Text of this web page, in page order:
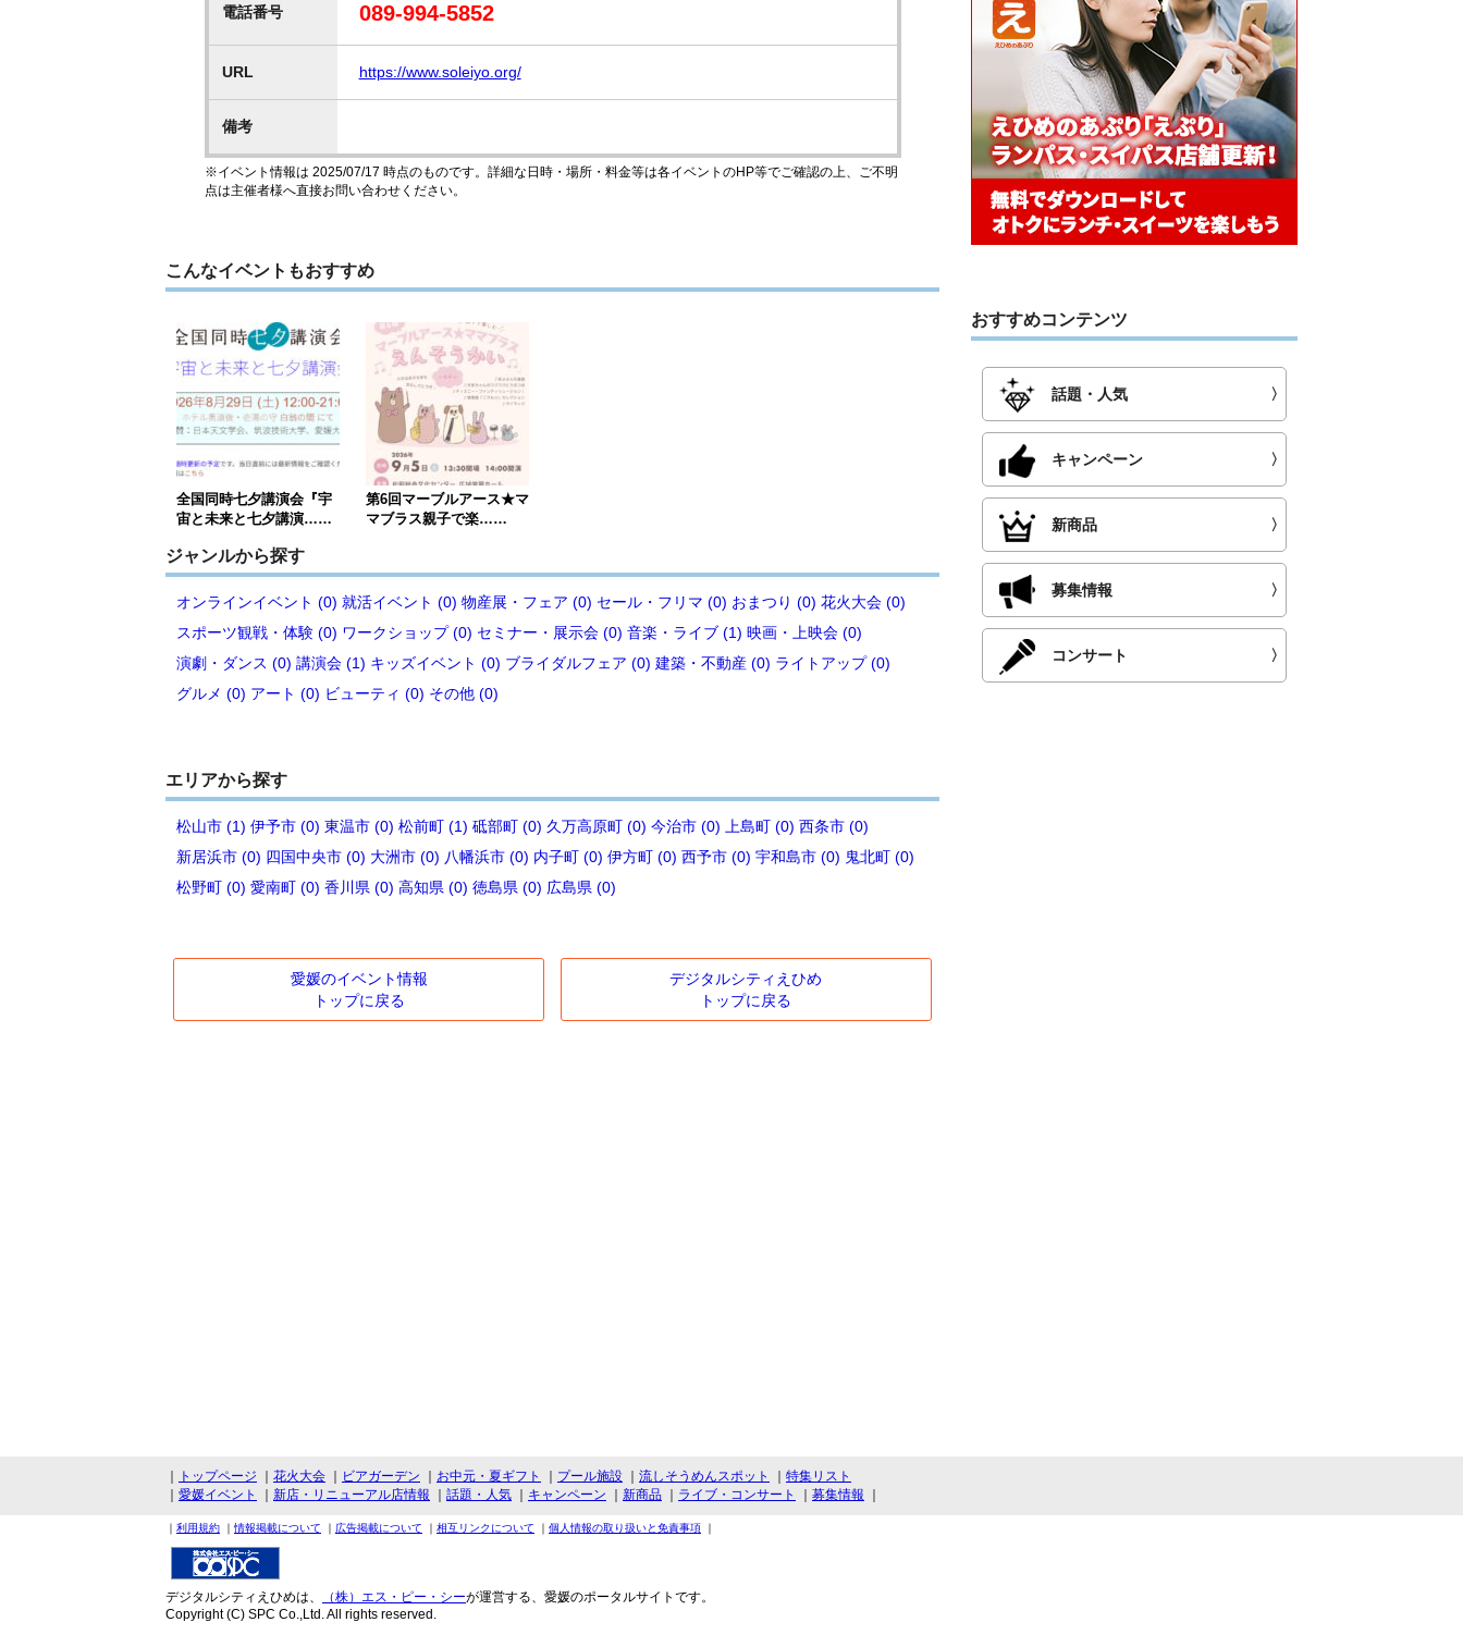
電話番号 089-994-5852
URL https://www.soleiyo.org/
備考
※イベント情報は 2025/07/17 時点のものです。詳細な日時・場所・料金等は各イベントのHP等でご確認の上、ご不明
点は主催者様へ直接お問い合わせください。
こんなイベントもおすすめ
全国同時七夕講演会『宇
宙と未来と七夕講演……
第6回マーブルアース★マ
マブラス親子で楽……
ジャンルから探す
オンラインイベント (0) 就活イベント (0) 物産展・フェア (0) セール・フリマ (0) おまつり (0) 花火大会 (0)
スポーツ観戦・体験 (0) ワークショップ (0) セミナー・展示会 (0) 音楽・ライブ (1) 映画・上映会 (0)
演劇・ダンス (0) 講演会 (1) キッズイベント (0) ブライダルフェア (0) 建築・不動産 (0) ライトアップ (0)
グルメ (0) アート (0) ビューティ (0) その他 (0)
エリアから探す
松山市 (1) 伊予市 (0) 東温市 (0) 松前町 (1) 砥部町 (0) 久万高原町 (0) 今治市 (0) 上島町 (0) 西条市 (0)
新居浜市 (0) 四国中央市 (0) 大洲市 (0) 八幡浜市 (0) 内子町 (0) 伊方町 (0) 西予市 (0) 宇和島市 (0) 鬼北町 (0)
松野町 (0) 愛南町 (0) 香川県 (0) 高知県 (0) 徳島県 (0) 広島県 (0)
愛媛のイベント情報
トップに戻る
デジタルシティえひめ
トップに戻る
おすすめコンテンツ
話題・人気 〉
キャンペーン 〉
新商品 〉
募集情報 〉
コンサート 〉
トップページ 花火大会 ビアガーデン お中元・夏ギフト プール施設 流しそうめんスポット
特集リスト
愛媛イベント 新店・リニューアル店情報 話題・人気 キャンペーン 新商品 ライブ・コンサート 募集情報
｜ 利用規約 ｜ 情報掲載について ｜ 広告掲載について ｜ 相互リンクについて ｜ 個人情報の取り扱いと免責事項 ｜
デジタルシティえひめは、 （株）エス・ピー・シーが運営する、愛媛のポータルサイトです。
Copyright (C) SPC Co.,Ltd. All rights reserved.